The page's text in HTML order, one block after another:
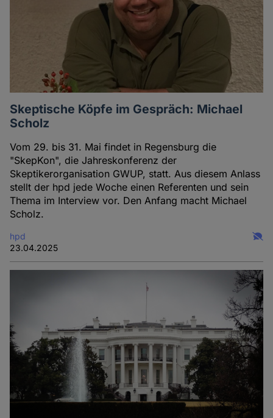
Skeptische Köpfe im Gespräch: Michael
Scholz
Vom 29. bis 31. Mai findet in Regensburg die
"SkepKon", die Jahreskonferenz der
Skeptikerorganisation GWUP, statt. Aus diesem Anlass
stellt der hpd jede Woche einen Referenten und sein
Thema im Interview vor. Den Anfang macht Michael
Scholz.
hpd
23.04.2025